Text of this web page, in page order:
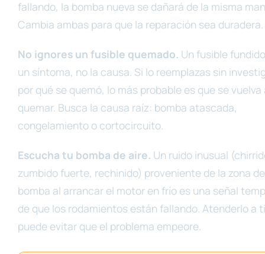
fallando, la bomba nueva se dañará de la misma
Cambia ambas para que la reparación sea duradera.
No ignores un fusible quemado. Un fusible
un síntoma, no la causa. Si lo reemplazas sin
por qué se quemó, lo más probable es que se vuelva
quemar. Busca la causa raíz: bomba atascada,
congelamiento o cortocircuito.
Escucha tu bomba de aire. Un ruido inusual
zumbido fuerte, rechinido) proveniente de la zona
bomba al arrancar el motor en frío es una señal
de que los rodamientos están fallando. Atenderlo a
puede evitar que el problema empeore.